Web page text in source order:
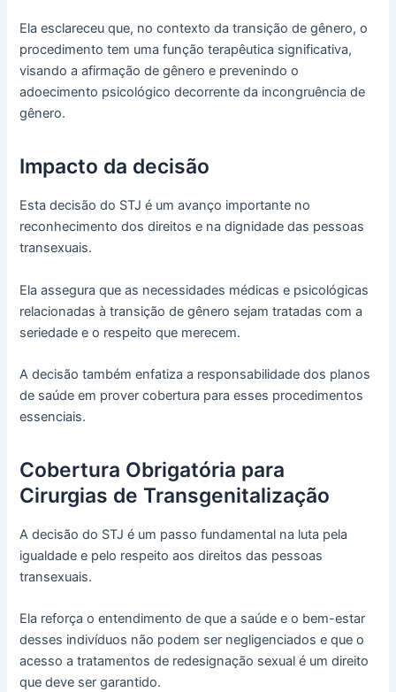
Ela esclareceu que, no contexto da transição de gênero, o
procedimento tem uma função terapêutica significativa,
visando a afirmação de gênero e prevenindo o
adoecimento psicológico decorrente da incongruência de
gênero.
Impacto da decisão
Esta decisão do STJ é um avanço importante no
reconhecimento dos direitos e na dignidade das pessoas
transexuais.
Ela assegura que as necessidades médicas e psicológicas
relacionadas à transição de gênero sejam tratadas com a
seriedade e o respeito que merecem.
A decisão também enfatiza a responsabilidade dos planos
de saúde em prover cobertura para esses procedimentos
essenciais.
Cobertura Obrigatória para
Cirurgias de Transgenitalização
A decisão do STJ é um passo fundamental na luta pela
igualdade e pelo respeito aos direitos das pessoas
transexuais.
Ela reforça o entendimento de que a saúde e o bem-estar
desses indivíduos não podem ser negligenciados e que o
acesso a tratamentos de redesignação sexual é um direito
que deve ser garantido.